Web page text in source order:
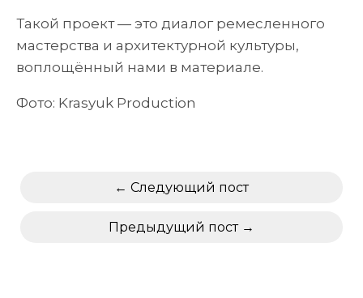
Такой проект — это диалог ремесленного
мастерства и архитектурной культуры,
воплощённый нами в материале.
Фото: Krasyuk Production
Предыдущий пост
Следующий пост